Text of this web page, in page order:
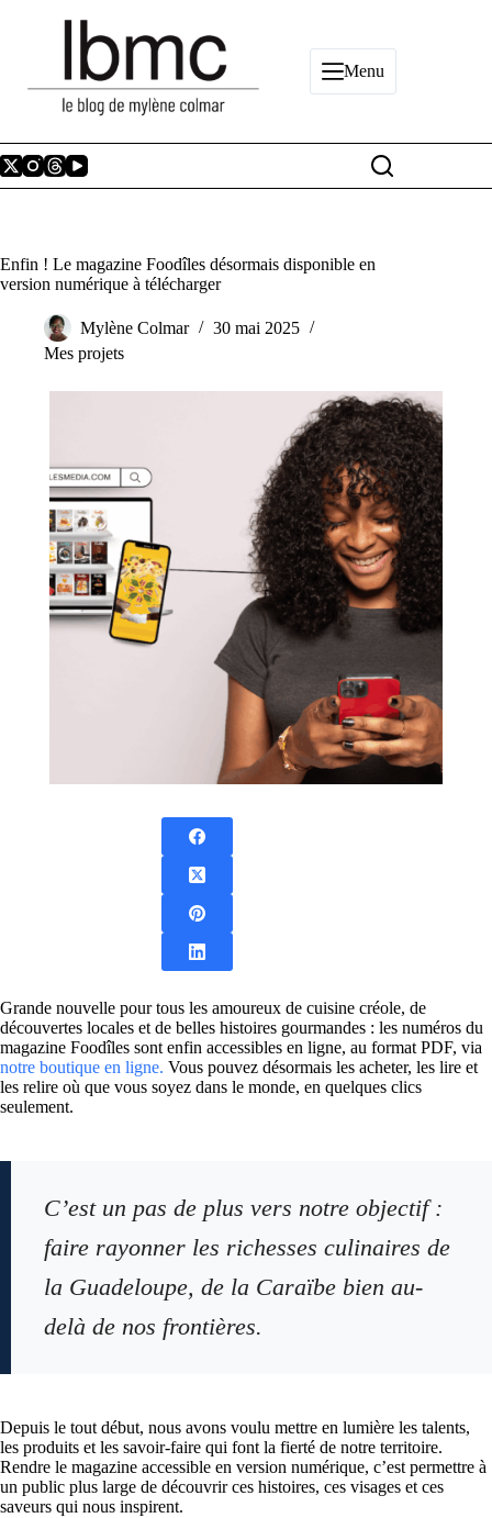
Menu
Enfin ! Le magazine Foodîles désormais disponible en
version numérique à télécharger
Mylène Colmar
30 mai 2025
Mes projets
Grande nouvelle pour tous les amoureux de cuisine créole, de
découvertes locales et de belles histoires gourmandes : les numéros du
magazine Foodîles sont enfin accessibles en ligne, au format PDF, via
notre boutique en ligne. Vous pouvez désormais les acheter, les lire et
les relire où que vous soyez dans le monde, en quelques clics
seulement.
C’est un pas de plus vers notre objectif :
faire rayonner les richesses culinaires de
la Guadeloupe, de la Caraïbe bien au-
delà de nos frontières.
Depuis le tout début, nous avons voulu mettre en lumière les talents,
les produits et les savoir-faire qui font la fierté de notre territoire.
Rendre le magazine accessible en version numérique, c’est permettre à
un public plus large de découvrir ces histoires, ces visages et ces
saveurs qui nous inspirent.